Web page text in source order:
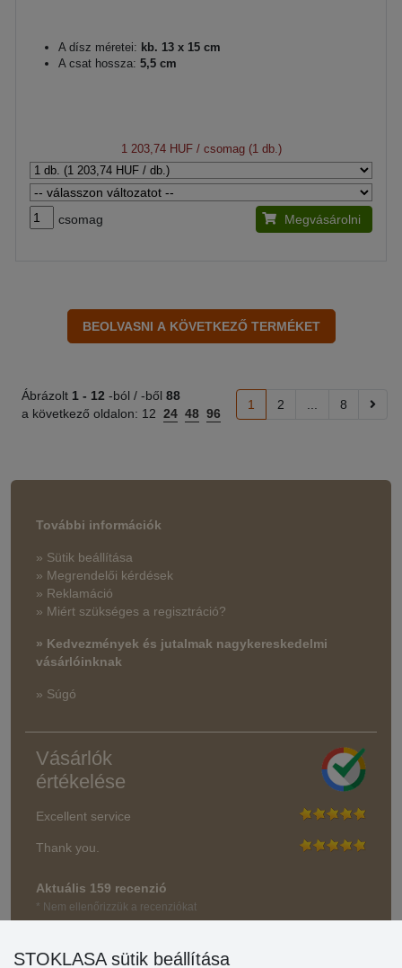
A dísz méretei: kb. 13 x 15 cm
A csat hossza: 5,5 cm
1 203,74 HUF/ csomag (1 db.)
csomag Megvásárolni
Ábrázolt 1 - 12 -ból / -ből 88
a következő oldalon: 12 24 48 96
1 2 8
További információk
» Sütik beállítása
» Megrendelői kérdések
» Reklamáció
» Miért szükséges a regisztráció?
» Kedvezmények és jutalmak nagykereskedelmi
vásárlóinknak
» Súgó
Vásárlók
értékelése
Excellent service
Thank you.
Aktuális 159 recenzió
* Nem ellenőrizzük a recenziókat
STOKLASA sütik beállítása